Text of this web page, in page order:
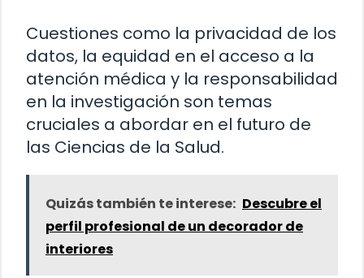
Cuestiones como la privacidad de los
datos, la equidad en el acceso a la
atención médica y la responsabilidad
en la investigación son temas
cruciales a abordar en el futuro de
las Ciencias de la Salud.
Quizás también te interese: Descubre el
perfil profesional de un decorador de
interiores